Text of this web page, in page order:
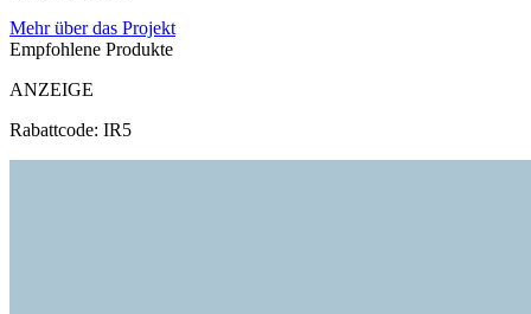
Mehr über das Projekt
Empfohlene Produkte
ANZEIGE
Rabattcode: IR5